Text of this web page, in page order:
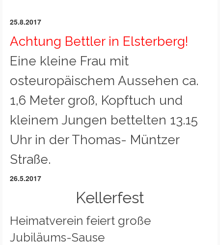
25.8.2017
Achtung Bettler in Elsterberg!
Eine kleine Frau mit
osteuropäischem Aussehen ca.
1,6 Meter groß, Kopftuch und
kleinem Jungen bettelten 13.15
Uhr in der Thomas- Müntzer
Straße.
26.5.2017
Kellerfest
Heimatverein feiert große
Jubiläums-Sause